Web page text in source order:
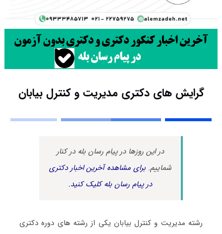
گرایش های دکتری مدیریت و کنترل بیابان
در این روزها در پیام رسان بله در کنار
شماییم.برای مشاهده آخرین اخبار دکتری
در پیام رسان بله کلیک کنید.
رشته مدیریت و کنترل بیابان یکی از رشته های دوره دکتری